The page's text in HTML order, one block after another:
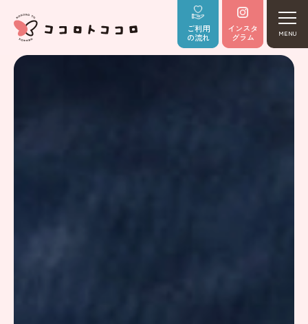
ご利用
の流れ
インスタ
グラム
MENU